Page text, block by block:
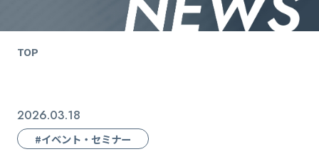
TOP
2026.03.18
#イベント・セミナー